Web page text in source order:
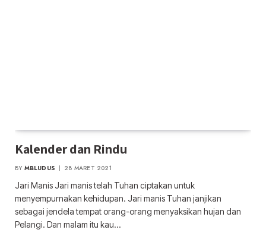
Kalender dan Rindu
BY MBLUDUS 28 MARET 2021
Jari Manis Jari manis telah Tuhan ciptakan untuk
menyempurnakan kehidupan. Jari manis Tuhan janjikan
sebagai jendela tempat orang-orang menyaksikan hujan dan
Pelangi. Dan malam itu kau…